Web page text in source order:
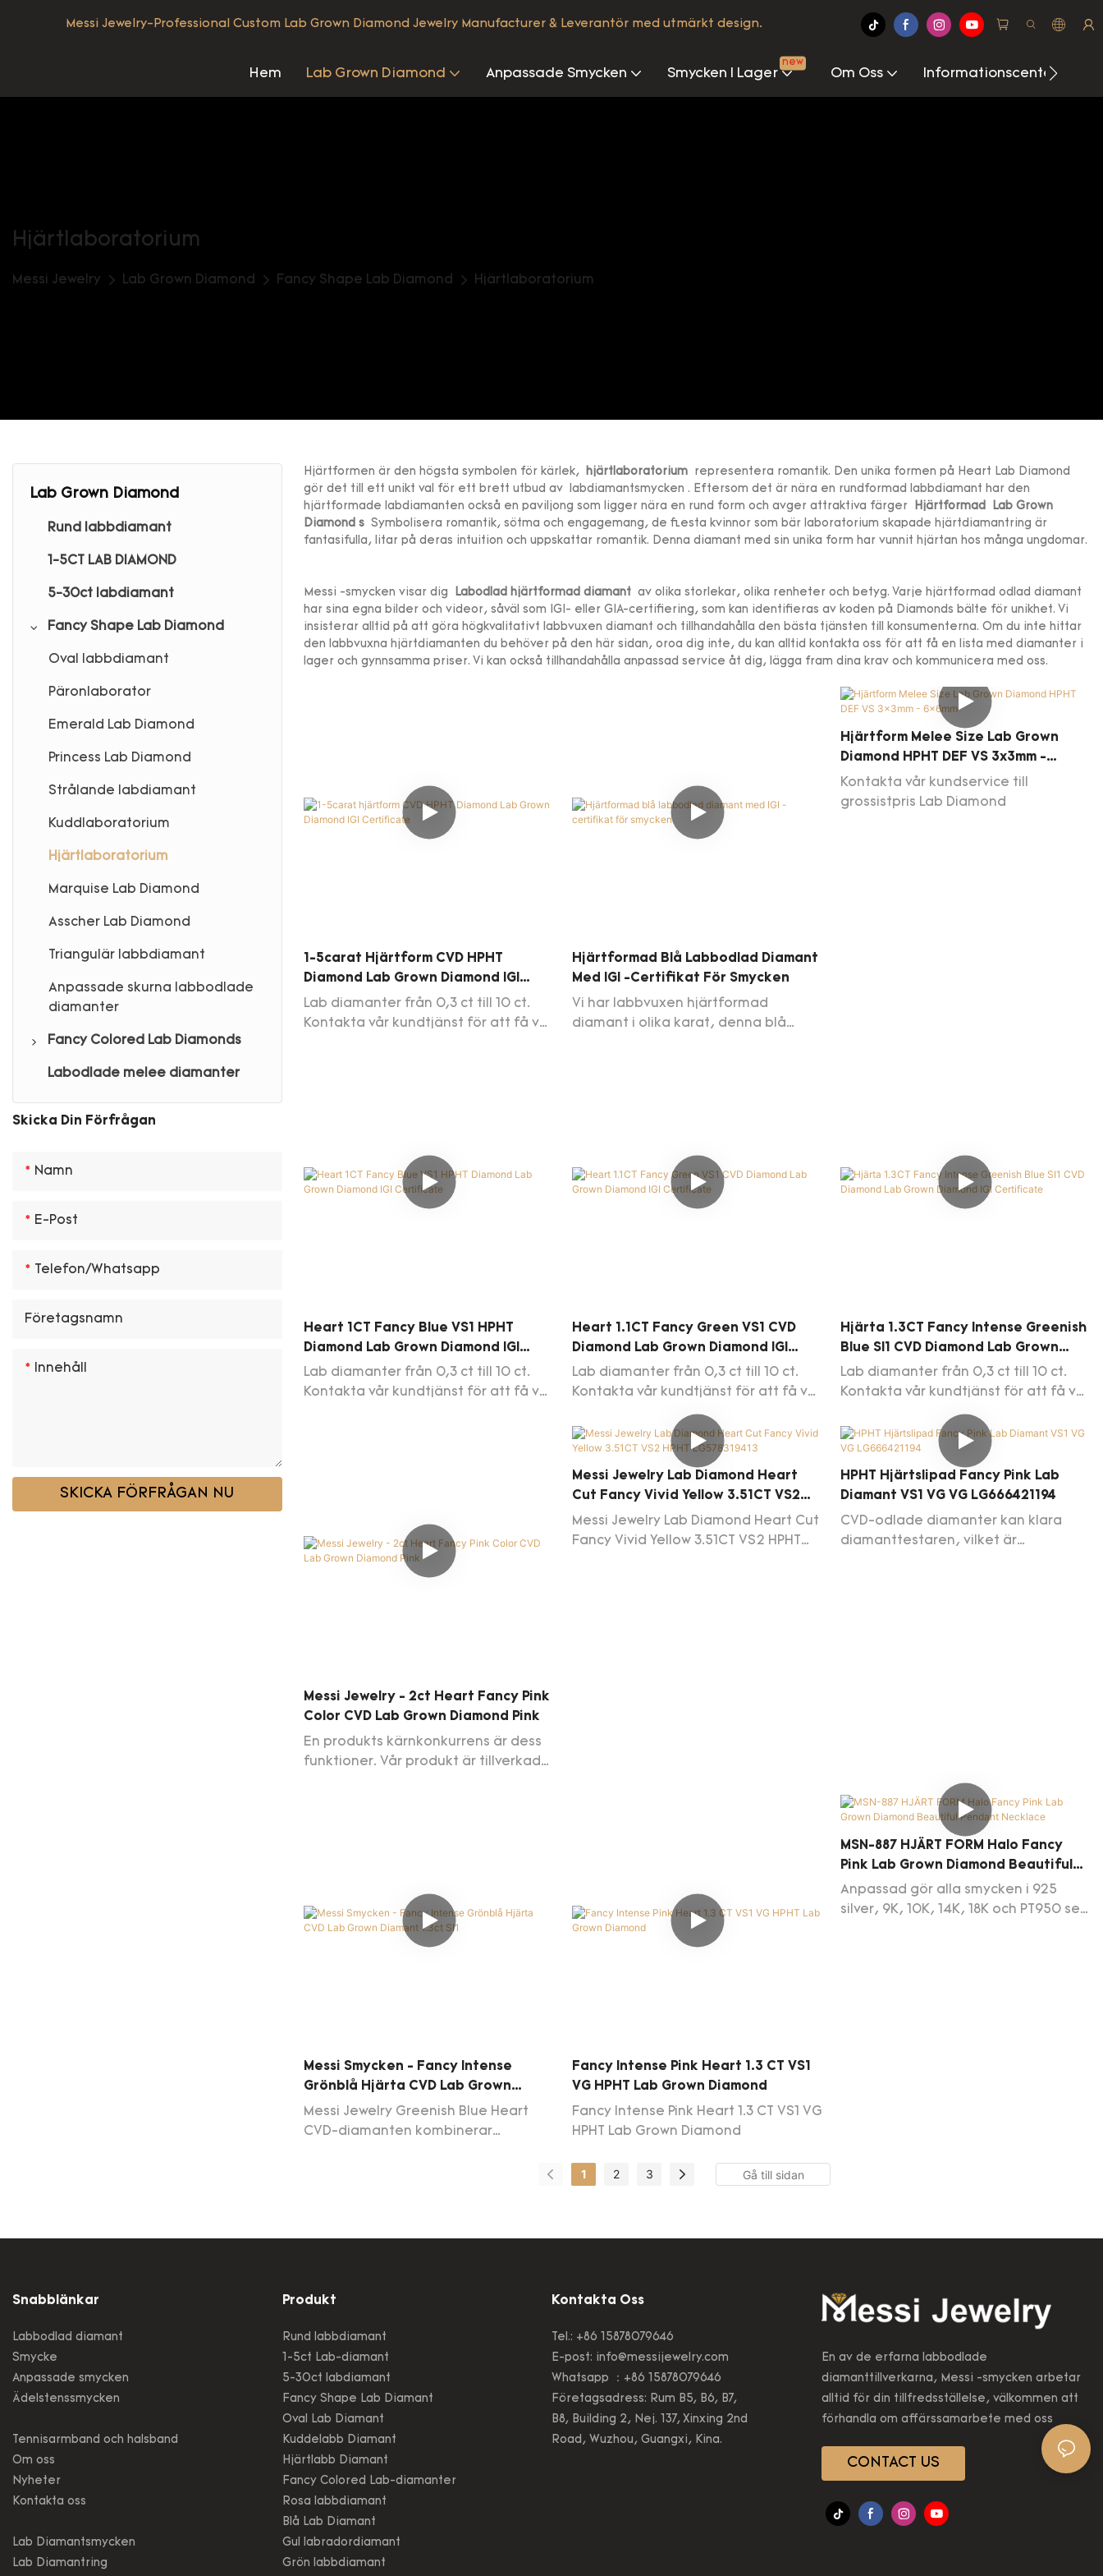
Messi Jewelry-Professional Custom Lab Grown Diamond Jewelry Manufacturer & Leverantör med utmärkt design.
Hem Lab Grown Diamond Anpassade Smycken Smycken I Lager
new
Om Oss Informationscenter
Hjärtlaboratorium
Messi Jewelry Lab Grown Diamond Fancy Shape Lab Diamond Hjärtlaboratorium
Lab Grown Diamond
Rund labbdiamant
1-5CT LAB DIAMOND
5-30ct labdiamant
Fancy Shape Lab Diamond
Oval labbdiamant
Päronlaborator
Emerald Lab Diamond
Princess Lab Diamond
Strålande labdiamant
Kuddlaboratorium
Hjärtlaboratorium
Marquise Lab Diamond
Asscher Lab Diamond
Triangulär labbdiamant
Anpassade skurna labbodlade
diamanter
Fancy Colored Lab Diamonds
Rosa labbdiamant
Blå labb diamant
Grön labdiamant
Labodlade melee diamanter
Skicka Din Förfrågan
Namn
E-Post
Telefon/whatsapp
Företagsnamn
Innehåll
SKICKA FÖRFRÅGAN NU
Hjärtformen är den högsta symbolen för kärlek, hjärtlaboratorium representera romantik. Den unika formen på Heart Lab Diamond
gör det till ett unikt val för ett brett utbud av labdiamantsmycken . Eftersom det är nära en rundformad labbdiamant har den
hjärtformade labdiamanten också en paviljong som ligger nära en rund form och avger attraktiva färger Hjärtformad Lab Grown
Diamonds Symbolisera romantik, sötma och engagemang, de flesta kvinnor som bär laboratorium skapade hjärtdiamantring är
fantasifulla, litar på deras intuition och uppskattar romantik. Denna diamant med sin unika form har vunnit hjärtan hos många ungdomar.
Messi -smycken visar dig Labodlad hjärtformad diamant av olika storlekar, olika renheter och betyg. Varje hjärtformad odlad diamant
har sina egna bilder och videor, såväl som IGI- eller GIA-certifiering, som kan identifieras av koden på Diamonds bälte för unikhet. Vi
insisterar alltid på att göra högkvalitativt labbvuxen diamant och tillhandahålla den bästa tjänsten till konsumenterna. Om du inte hittar
den labbvuxna hjärtdiamanten du behöver på den här sidan, oroa dig inte, du kan alltid kontakta oss för att få en lista med diamanter i
lager och gynnsamma priser. Vi kan också tillhandahålla anpassad service åt dig, lägga fram dina krav och kommunicera med oss.
1-5carat Hjärtform CVD HPHT
Diamond Lab Grown Diamond IGI
Certificate
Lab diamanter från 0,3 ct till 10 ct.
Kontakta vår kundtjänst för att få vår
Hjärtformad Blå Labbodlad Diamant
Med IGI -certifikat För Smycken
Vi har labbvuxen hjärtformad
diamant i olika karat, denna blå
Hjärtform Melee Size Lab Grown
Diamond HPHT DEF VS 3x3mm -
6x6mm
Kontakta vår kundservice till
grossistpris Lab Diamond
Heart 1CT Fancy Blue VS1 HPHT
Diamond Lab Grown Diamond IGI
Certificate
Lab diamanter från 0,3 ct till 10 ct.
Kontakta vår kundtjänst för att få vår
Heart 1.1CT Fancy Green VS1 CVD
Diamond Lab Grown Diamond IGI
Certificate
Lab diamanter från 0,3 ct till 10 ct.
Kontakta vår kundtjänst för att få vår
dagliga uppdatering av
diamantlistan
Hjärta 1.3CT Fancy Intense Greenish
Blue SI1 CVD Diamond Lab Grown
Diamond IGI Certificate
Lab diamanter från 0,3 ct till 10 ct.
Kontakta vår kundtjänst för att få vår
dagliga uppdatering av
diamantlistan
Messi Jewelry - 2ct Heart Fancy Pink
Color CVD Lab Grown Diamond Pink
En produkts kärnkonkurrens är dess
funktioner. Vår produkt är tillverkad
eftersom det kan leda
branschtrenden.
Messi Jewelry Lab Diamond Heart
Cut Fancy Vivid Yellow 3.51CT VS2
HPHT LG578319413
Messi Jewelry Lab Diamond Heart Cut
Fancy Vivid Yellow 3.51CT VS2 HPHT
HPHT Hjärtslipad Fancy Pink Lab
Diamant VS1 VG VG LG666421194
CVD-odlade diamanter kan klara
diamanttestaren, vilket är
Messi Smycken - Fancy Intense
Grönblå Hjärta CVD Lab Grown
Diamant 1.3ct SI1
Messi Jewelry Greenish Blue Heart
CVD-diamanten kombinerar
minskad miljöpåverkan.
Fancy Intense Pink Heart 1.3 CT VS1
VG HPHT Lab Grown Diamond
Fancy Intense Pink Heart 1.3 CT VS1 VG
HPHT Lab Grown Diamond
MSN-887 HJÄRT FORM Halo Fancy
Pink Lab Grown Diamond Beautiful
Pendant Necklace
Anpassad gör alla smycken i 925
silver, 9K, 10K, 14K, 18K och PT950 set
1 2 3
Snabblänkar
Labbodlad diamant
Smycke
Anpassade smycken
Ädelstenssmycken
Tennisarmband och halsband
Om oss
Nyheter
Kontakta oss
Lab Diamantsmycken
Lab Diamantring
Produkt
Rund labbdiamant
1-5ct Lab-diamant
5-30ct labdiamant
Fancy Shape Lab Diamant
Oval Lab Diamant
Kuddelabb Diamant
Hjärtlabb Diamant
Fancy Colored Lab-diamanter
Rosa labbdiamant
Blå Lab Diamant
Gul labradordiamant
Grön labbdiamant
Kontakta Oss
Tel.: +86 15878079646
E-post: info@messijewelry.com
Whatsapp ：+86 15878079646
Företagsadress: Rum B5, B6, B7,
B8, Building 2, Nej. 137, Xinxing 2nd
Road, Wuzhou, Guangxi, Kina.
En av de erfarna labbodlade
diamanttillverkarna, Messi -smycken arbetar
alltid för din tillfredsställelse, välkommen att
förhandla om affärssamarbete med oss
CONTACT US